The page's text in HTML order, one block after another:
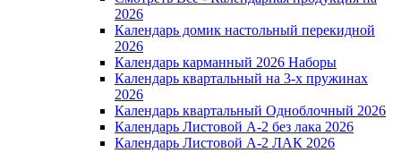
2026
Календарь домик настольный перекидной
2026
Календарь карманный 2026 Наборы
Календарь квартальный на 3-х пружинах
2026
Календарь квартальный Одноблочный 2026
Календарь Листовой А-2 без лака 2026
Календарь Листовой А-2 ЛАК 2026